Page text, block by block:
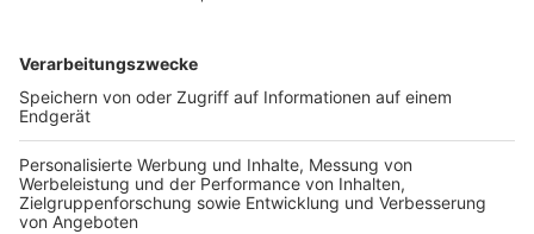
TOP-VEREINE